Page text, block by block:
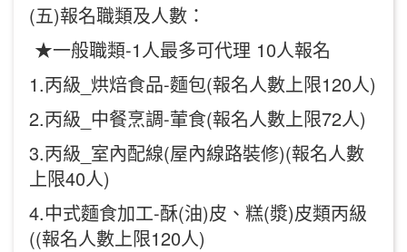
(五)報名職類及人數：
★一般職類-1人最多可代理 10人報名
1.丙級_烘焙食品-麵包(報名人數上限120人)
2.丙級_中餐烹調-葷食(報名人數上限72人)
3.丙級_室內配線(屋內線路裝修)(報名人數
上限40人)
4.中式麵食加工-酥(油)皮、糕(漿)皮類丙級
((報名人數上限120人)